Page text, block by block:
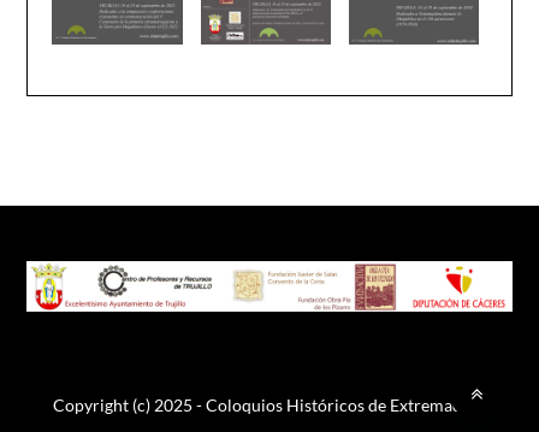
Copyright (c) 2025 - Coloquios Históricos de Extremadura